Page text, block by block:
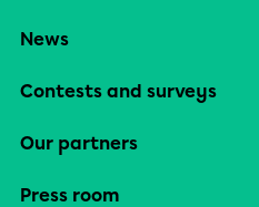
News
Contests and surveys
Our partners
Press room